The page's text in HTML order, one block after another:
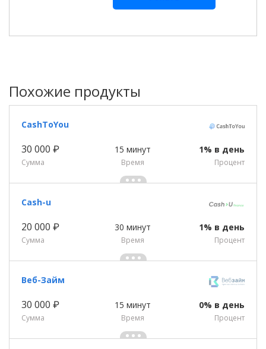
Похожие продукты
CashToYou
30 000 ₽
Сумма
15 минут
Время
1% в день
Процент
Cash-u
20 000 ₽
Сумма
30 минут
Время
1% в день
Процент
Веб-Займ
30 000 ₽
Сумма
15 минут
Время
0% в день
Процент